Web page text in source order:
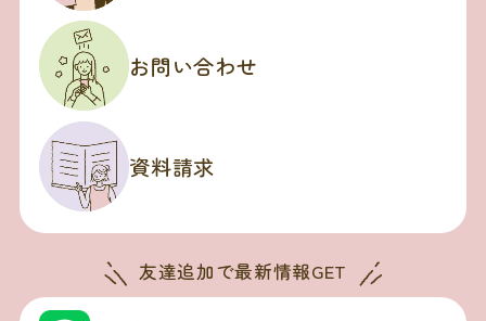
お問い合わせ
資料請求
友達追加で最新情報GET